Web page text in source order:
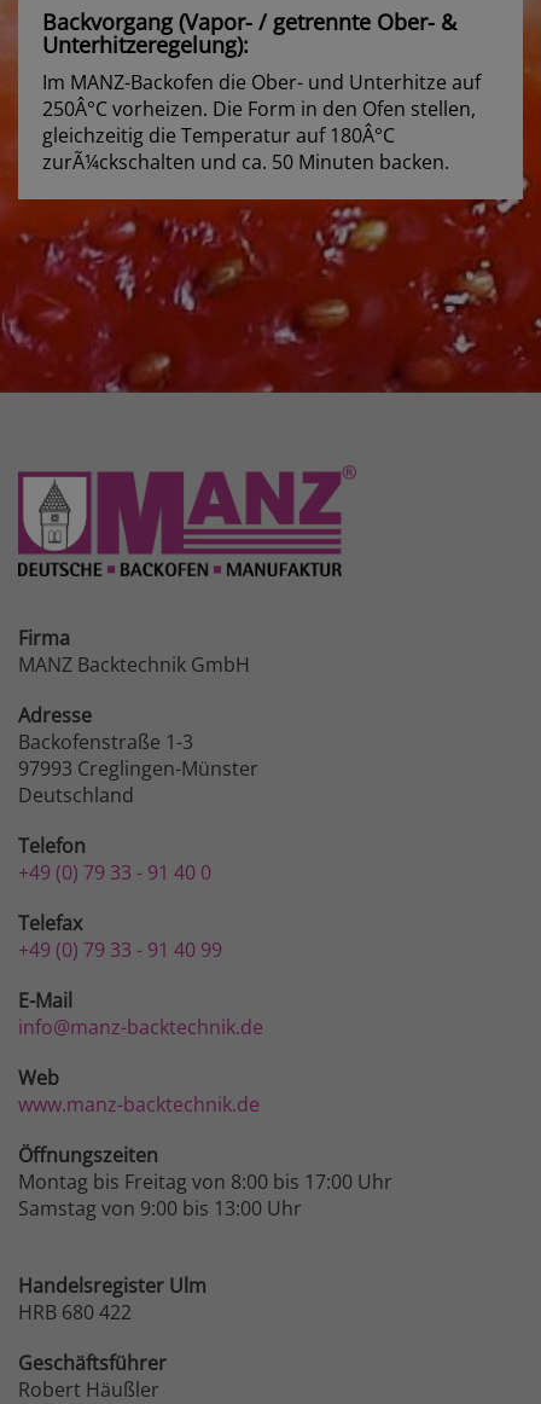
Backvorgang (Vapor- / getrennte Ober- &
Unterhitzeregelung):
Im MANZ-Backofen die Ober- und Unterhitze auf
250Â°C vorheizen. Die Form in den Ofen stellen,
gleichzeitig die Temperatur auf 180Â°C
zurÃ¼ckschalten und ca. 50 Minuten backen.
Firma
MANZ Backtechnik GmbH
Adresse
Backofenstraße 1-3
97993 Creglingen-Münster
Deutschland
Telefon
+49 (0) 79 33 - 91 40 0
Telefax
+49 (0) 79 33 - 91 40 99
E-Mail
info@manz-backtechnik.de
Web
www.manz-backtechnik.de
Öffnungszeiten
Montag bis Freitag von 8:00 bis 17:00 Uhr
Samstag von 9:00 bis 13:00 Uhr
Handelsregister Ulm
HRB 680 422
Geschäftsführer
Robert Häußler